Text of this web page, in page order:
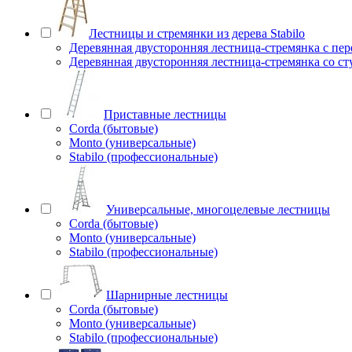
Лестницы и стремянки из дерева Stabilo
Деревянная двусторонняя лестница-стремянка с
Деревянная двусторонняя лестница-стремянка со
Приставные лестницы
Corda (бытовые)
Monto (универсальные)
Stabilo (профессиональные)
Универсальные, многоцелевые лестницы
Corda (бытовые)
Monto (универсальные)
Stabilo (профессиональные)
Шарнирные лестницы
Corda (бытовые)
Monto (универсальные)
Stabilo (профессиональные)